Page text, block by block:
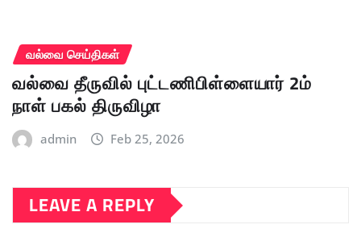
வல்வை செய்திகள்
வல்வை தீருவில் புட்டணிபிள்ளையார் 2ம்
நாள் பகல் திருவிழா
admin Feb 25, 2026
LEAVE A REPLY